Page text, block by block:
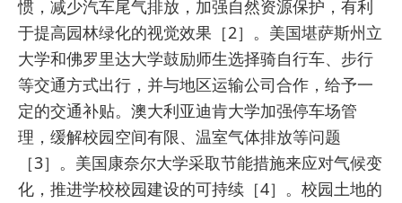
惯，减少汽车尾气排放，加强自然资源保护，有利
于提高园林绿化的视觉效果［2］。美国堪萨斯州立
大学和佛罗里达大学鼓励师生选择骑自行车、步行
等交通方式出行，并与地区运输公司合作，给予一
定的交通补贴。澳大利亚迪肯大学加强停车场管
理，缓解校园空间有限、温室气体排放等问题
［3］。美国康奈尔大学采取节能措施来应对气候变
化，推进学校校园建设的可持续［4］。校园土地的